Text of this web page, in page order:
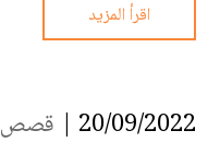
اقرأ المزيد
20/09/2022 | قصص